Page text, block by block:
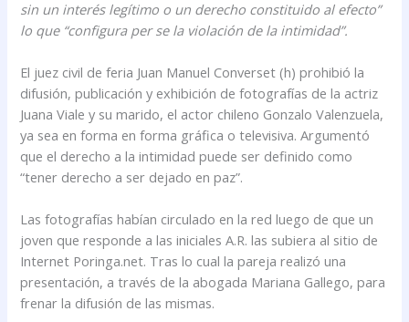
sin un interés legítimo o un derecho constituido al efecto”
lo que “configura per se la violación de la intimidad”.
El juez civil de feria Juan Manuel Converset (h) prohibió la
difusión, publicación y exhibición de fotografías de la actriz
Juana Viale y su marido, el actor chileno Gonzalo Valenzuela,
ya sea en forma en forma gráfica o televisiva. Argumentó
que el derecho a la intimidad puede ser definido como
“tener derecho a ser dejado en paz”.
Las fotografías habían circulado en la red luego de que un
joven que responde a las iniciales A.R. las subiera al sitio de
Internet Poringa.net. Tras lo cual la pareja realizó una
presentación, a través de la abogada Mariana Gallego, para
frenar la difusión de las mismas.